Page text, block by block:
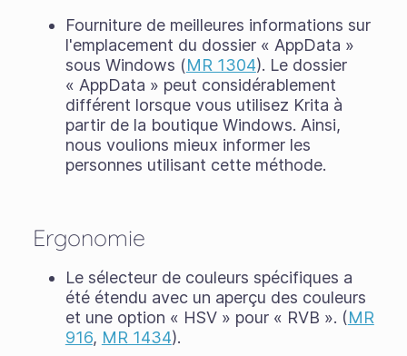
Fourniture de meilleures informations sur
l'emplacement du dossier « AppData »
sous Windows (MR 1304). Le dossier
« AppData » peut considérablement
différent lorsque vous utilisez Krita à
partir de la boutique Windows. Ainsi,
nous voulions mieux informer les
personnes utilisant cette méthode.
Ergonomie
Le sélecteur de couleurs spécifiques a
été étendu avec un aperçu des couleurs
et une option « HSV » pour « RVB ». (MR
916, MR 1434).